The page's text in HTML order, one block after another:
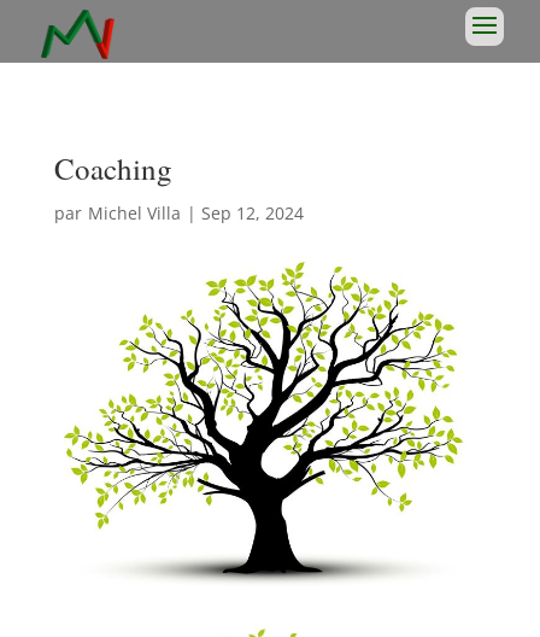
Coaching
par Michel Villa | Sep 12, 2024